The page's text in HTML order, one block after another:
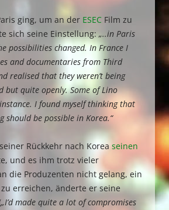
ging, um an der ESEC Film zu
sich seine Einstellung:„..in Paris
possibilities changed. In France I
and documentaries from Third
realised that they weren’t being
but quite openly. Some of Lino
I found myself thinking that
should be possible in Korea.“
Rückkehr nach Korea seinen
und es ihm trotz vieler
die Produzenten nicht gelang, ein
erreichen, änderte er seine
„I’d made quite a lot of compromises